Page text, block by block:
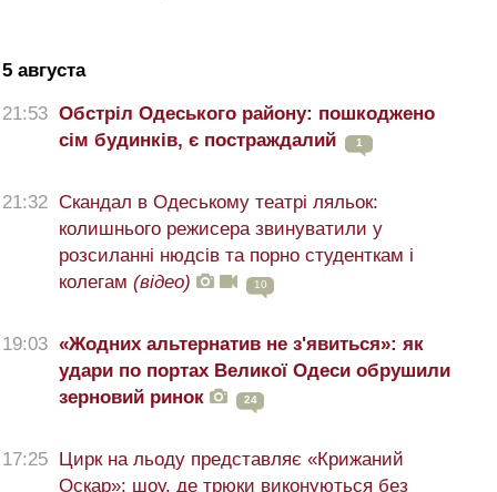
5 августа
21:53 Обстріл Одеського району: пошкоджено
сім будинків, є постраждалий
1
21:32 Скандал в Одеському театрі ляльок:
колишнього режисера звинуватили у
розсиланні нюдсів та порно студенткам і
колегам (відео) 10
19:03 «Жодних альтернатив не з'явиться»: як
удари по портах Великої Одеси обрушили
зерновий ринок
24
17:25 Цирк на льоду представляє «Крижаний
Оскар»: шоу, де трюки виконуються без